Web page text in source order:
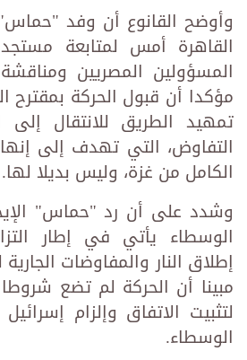
وأوضح القانوع أن وفد
القاهرة أمس لمتابعة
المسؤولين المصريين
مؤكدا أن قبول الحركة
تمهيد الطريق للانتقال إلى
التفاوض، التي تهدف إلى
الكامل من غزة، وليس بديلا لها.
وشدد على أن رد "حماس"
الوسطاء يأتي في إطار
إطلاق النار والمفاوضات
مبينا أن الحركة لم تضع
لتثبيت الاتفاق وإلزام
الوسطاء.